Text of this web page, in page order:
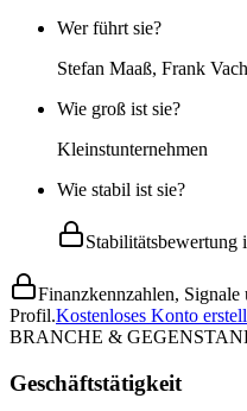
Wer führt sie?
Stefan Maaß, Frank
Wie groß ist sie?
Kleinstunternehmen
Wie stabil ist sie?
Stabilitätsbewertung
Finanzkennzahlen,
Profil.Kostenloses Konto
BRANCHE &
Geschäftstätigkeit